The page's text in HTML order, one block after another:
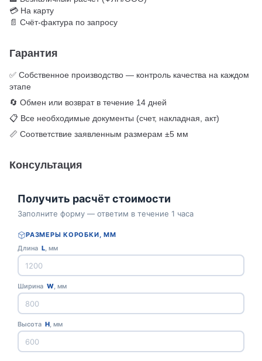
💳 На карту
📄 Счёт-фактура по запросу
Гарантия
✅ Собственное производство — контроль качества на каждом
этапе
🔄 Обмен или возврат в течение 14 дней
📋 Все необходимые документы (счет, накладная, акт)
📏 Соответствие заявленным размерам ±5 мм
Консультация
Получить расчёт стоимости
Заполните форму — ответим в течение 1 часа
РАЗМЕРЫ КОРОБКИ, ММ
Длина L, мм
Ширина W, мм
Высота H, мм